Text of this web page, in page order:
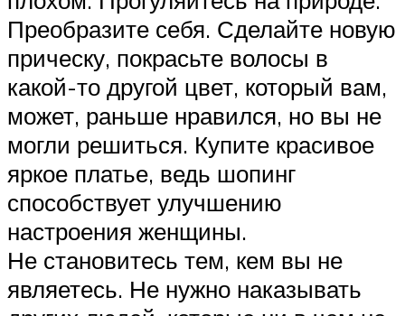
Преобразите себя. Сделайте новую
прическу, покрасьте волосы в
какой-то другой цвет, который вам,
может, раньше нравился, но вы не
могли решиться. Купите красивое
яркое платье, ведь шопинг
способствует улучшению
настроения женщины.
Не становитесь тем, кем вы не
являетесь. Не нужно наказывать